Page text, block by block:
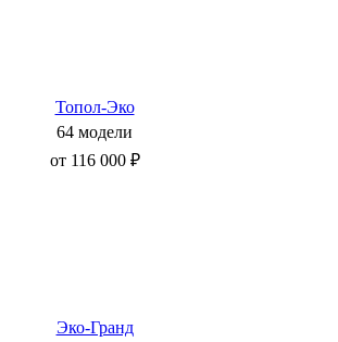
Топол-Эко
64 модели
от 116 000 ₽
Эко-Гранд